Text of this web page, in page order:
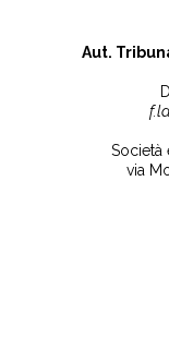
Aut.
Società
via